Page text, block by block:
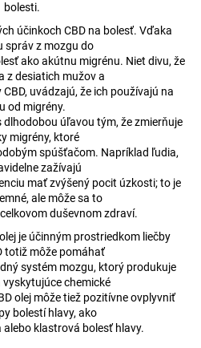
bolesti.
účinkoch CBD na bolesť. Vďaka
správ z mozgu do
ako akútnu migrénu. Niet divu, že
z desiatich mužov a
uvádzajú, že ich používajú na
od migrény.
dlhodobou úľavou tým, že zmierňuje
migrény, ktoré
spúšťačom. Napríklad ľudia,
zažívajú
mať zvýšený pocit úzkosti; to je
ale môže sa to
duševnom zdraví.
je účinným prostriedkom liečby
totiž môže pomáhať
systém mozgu, ktorý produkuje
vyskytujúce chemické
olej môže tiež pozitívne ovplyvniť
bolestí hlavy, ako
alebo klastrová bolesť hlavy.